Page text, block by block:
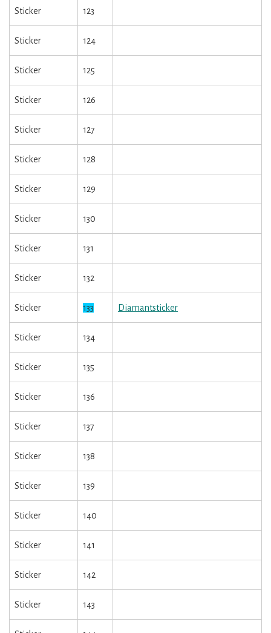
Sticker 123
Sticker 124
Sticker 125
Sticker 126
Sticker 127
Sticker 128
Sticker 129
Sticker 130
Sticker 131
Sticker 132
Sticker 133 Diamantsticker
Sticker 134
Sticker 135
Sticker 136
Sticker 137
Sticker 138
Sticker 139
Sticker 140
Sticker 141
Sticker 142
Sticker 143